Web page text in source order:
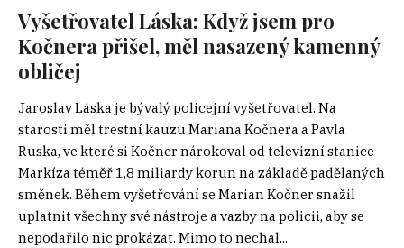
Vyšetřovatel Láska: Když jsem pro
Kočnera přišel, měl nasazený kamenný
obličej
Jaroslav Láska je bývalý policejní vyšetřovatel. Na
starosti měl trestní kauzu Mariana Kočnera a Pavla
Ruska, ve které si Kočner nárokoval od televizní stanice
Markíza téměř 1,8 miliardy korun na základě padělaných
směnek. Během vyšetřování se Marian Kočner snažil
uplatnit všechny své nástroje a vazby na policii, aby se
nepodařilo nic prokázat. Mimo to nechal...